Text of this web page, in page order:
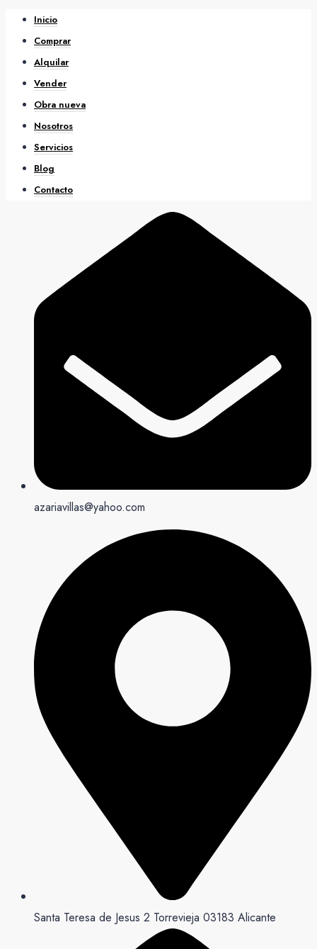
Inicio
Comprar
Alquilar
Vender
Obra nueva
Nosotros
Servicios
Blog
Contacto
azariavillas@yahoo.com
Santa Teresa de Jesus 2 Torrevieja 03183 Alicante